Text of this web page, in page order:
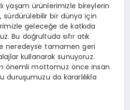
yaşam ürünlerimizle bireylerin
sürdürülebilir bir dünya için
geleceğe de katkıda
Bu doğrultuda sıfır atık
neredeyse tamamen geri
kullanarak sunuyoruz.
önemli mottomuz önce insan
duruşumuzu da kararlılıkla